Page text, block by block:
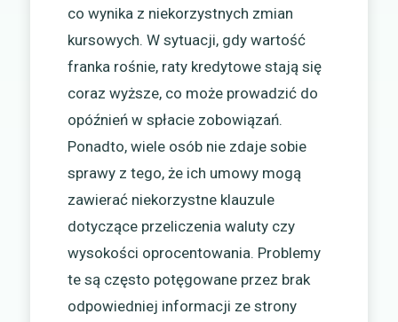
co wynika z niekorzystnych zmian
kursowych. W sytuacji, gdy wartość
franka rośnie, raty kredytowe stają się
coraz wyższe, co może prowadzić do
opóźnień w spłacie zobowiązań.
Ponadto, wiele osób nie zdaje sobie
sprawy z tego, że ich umowy mogą
zawierać niekorzystne klauzule
dotyczące przeliczenia waluty czy
wysokości oprocentowania. Problemy
te są często potęgowane przez brak
odpowiedniej informacji ze strony